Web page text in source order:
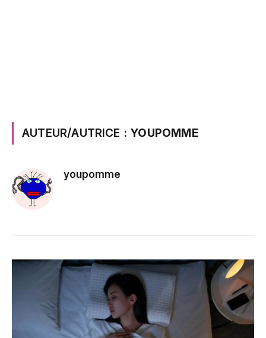
AUTEUR/AUTRICE : YOUPOMME
youpomme